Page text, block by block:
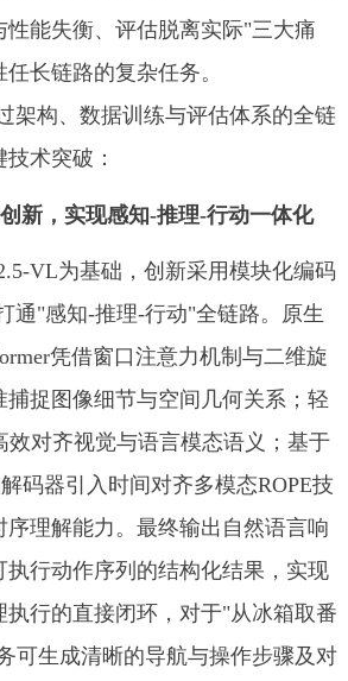
性能失衡、评估脱离实际"三大痛
长链路的复杂任务。
架构、数据训练与评估体系的全链
术突破：
新，实现感知-推理-行动一体化
VL为基础，创新采用模块化编码
通"感知-推理-行动"全链路。原生
凭借窗口注意力机制与二维旋
捕捉图像细节与空间几何关系；轻
效对齐视觉与语言模态语义；基于
码器引入时间对齐多模态ROPE技
序理解能力。最终输出自然语言响
执行动作序列的结构化结果，实现
执行的直接闭环，对于"从冰箱取番
可生成清晰的导航与操作步骤及对